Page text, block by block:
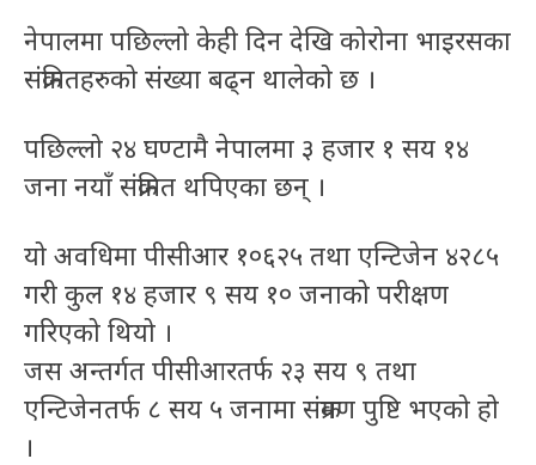
नेपालमा पछिल्लो केही दिन देखि कोरोना भाइरसका
संक्रमितहरुको संख्या बढ्न थालेको छ ।
पछिल्लो २४ घण्टामै नेपालमा ३ हजार १ सय १४
जना नयाँ संक्रमित थपिएका छन् ।
यो अवधिमा पीसीआर १०६२५ तथा एन्टिजेन ४२८५
गरी कुल १४ हजार ९ सय १० जनाको परीक्षण
गरिएको थियो ।
जस अन्तर्गत पीसीआरतर्फ २३ सय ९ तथा
एन्टिजेनतर्फ ८ सय ५ जनामा संक्रमण पुष्टि भएको हो
।